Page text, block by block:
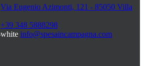
Via Eugenio Azimonti, 121 - 85050 Villa
+39 348 5888298
info@spesaincampagna.com